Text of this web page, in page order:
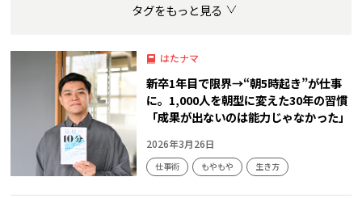
タグをもっと見る
はたナマ
新卒1年目で限界→“朝5時起き”が仕事
に。1,000人を朝型に変えた30年の習慣
「成果が出ないのは能力じゃなかった」
2026年3月26日
仕事術 もやもや 生き方